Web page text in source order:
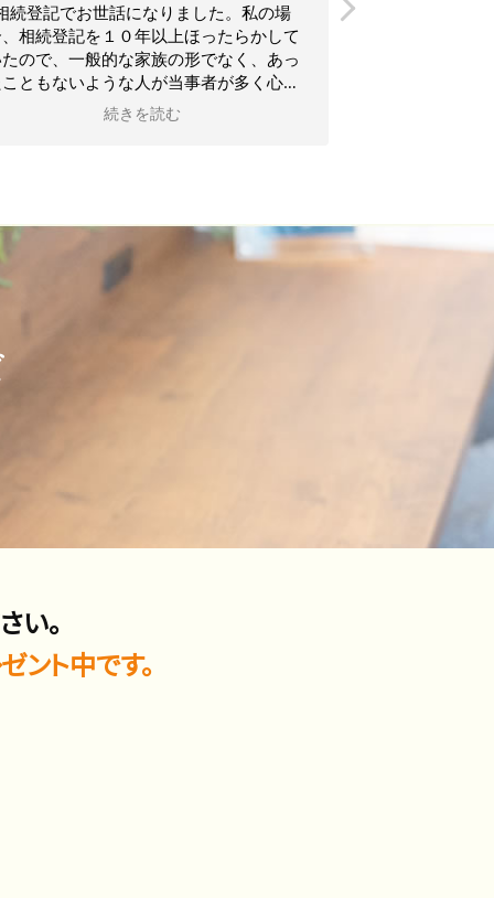
続登記でお世話になりました。私の場
相続登記を１０年以上ほったらかして
ので、一般的な家族の形でなく、あっ
ともないような人が当事者が多く心配
途方にくれていました。片野坂司法書士
の初めての相談では、手続自体はこれか
られずに進めて頂き感謝しています。
続きを読む
い。
ト中です。